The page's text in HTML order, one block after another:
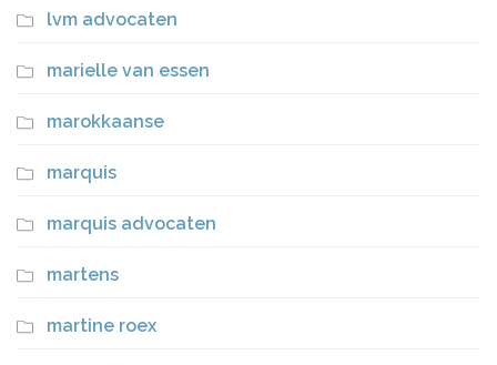
lvm advocaten
marielle van essen
marokkaanse
marquis
marquis advocaten
martens
martine roex